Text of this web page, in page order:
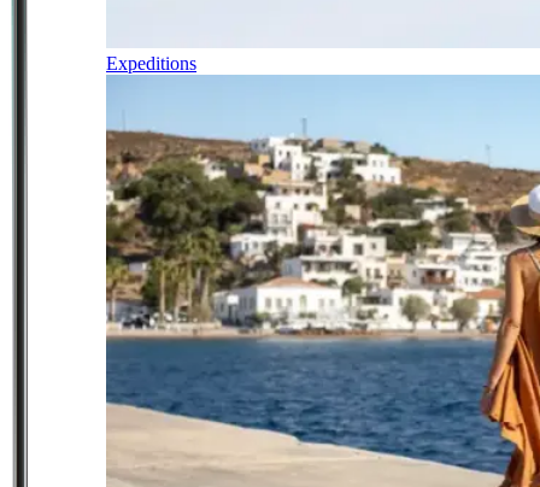
Expeditions